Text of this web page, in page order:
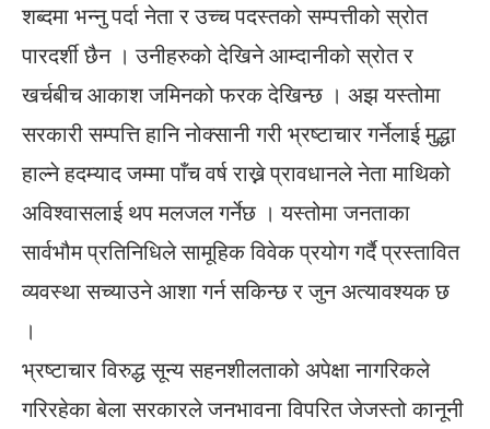
शब्दमा भन्नु पर्दा नेता र उच्च पदस्तको सम्पत्तीको स्रोत
पारदर्शी छैन । उनीहरुको देखिने आम्दानीको स्रोत र
खर्चबीच आकाश जमिनको फरक देखिन्छ । अझ यस्तोमा
सरकारी सम्पत्ति हानि नोक्सानी गरी भ्रष्टाचार गर्नेलाई मुद्धा
हाल्ने हदम्याद जम्मा पाँच वर्ष राख्ने प्रावधानले नेता माथिको
अविश्वासलाई थप मलजल गर्नेछ । यस्तोमा जनताका
सार्वभौम प्रतिनिधिले सामूहिक विवेक प्रयोग गर्दै प्रस्तावित
व्यवस्था सच्याउने आशा गर्न सकिन्छ र जुन अत्यावश्यक छ
।
भ्रष्टाचार विरुद्ध सून्य सहनशीलताको अपेक्षा नागरिकले
गरिरहेका बेला सरकारले जनभावना विपरित जेजस्तो कानूनी